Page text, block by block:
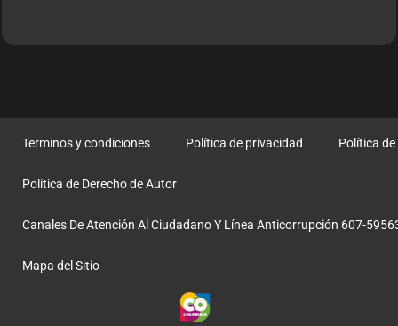
Terminos y condiciones Política de privacidad Política
Política de Derecho de Autor
Canales De Atención Al Ciudadano Y Línea Anticorrupción 607-
Mapa del Sitio